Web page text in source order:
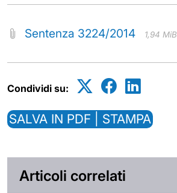
Sentenza 3224/2014 1,94 MiB
Condividi su:
SALVA IN PDF | STAMPA
Articoli correlati